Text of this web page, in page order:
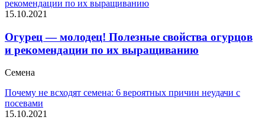
рекомендации по их выращиванию
15.10.2021
Огурец — молодец! Полезные свойства огурцов
и рекомендации по их выращиванию
Семена
Почему не всходят семена: 6 вероятных причин неудачи с
посевами
15.10.2021